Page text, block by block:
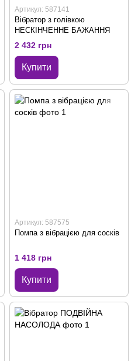
Артикул: 587141
Вібратор з голівкою
НЕСКІНЧЕННЕ БАЖАННЯ
2 432 грн
Купити
Артикул: 587575
Помпа з вібрацією для сосків
1 418 грн
Купити